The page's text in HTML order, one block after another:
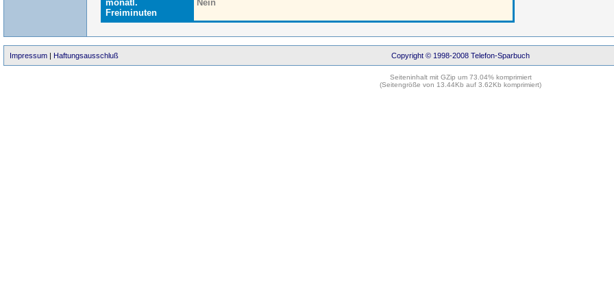
monatl.
Freiminuten
Nein
Impressum | Haftungsausschluß Copyright © 1998-2008 Telefon-Sparbuch
Seiteninhalt mit GZip um 73.04% komprimiert
(Seitengröße von 13.44Kb auf 3.62Kb komprimiert)